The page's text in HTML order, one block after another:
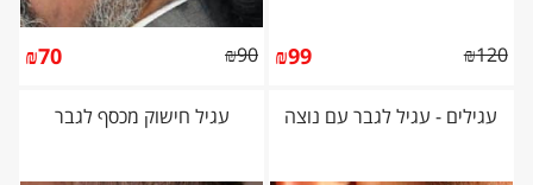
₪120
₪99
₪90
₪70
עגילים - עגיל לגבר עם נוצה עגיל חישוק מכסף לגבר